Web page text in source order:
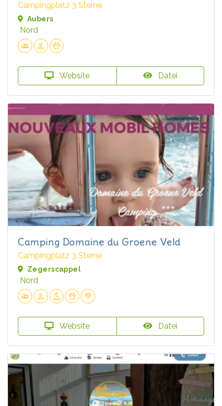
Campingplatz 3 Sterne
Aubers
Nord
Website Datei
Camping Domaine du Groene Veld
Campingplatz 3 Sterne
Zegerscappel
Nord
Website Datei